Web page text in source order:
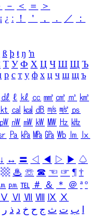
－ ＜ ＝
＞
¡ ¿ ː ！ ＇ ， ． ／
：
ß þ ŧ ŋ ŉ
Т У Ф Х Ц Ч Ш Щ Ъ
р с т у ф х ц ч ш щ ъ
㎗ ℓ ㎘ ㏄ ㎣ ㎤ ㎥ ㎦
㏏ ㎈ ㎉ ㏈ ㎧ ㎨ ㎰
㎺ ㎻ ㎽ ㎾ ㎿ ㎐ ㎑
㎩ ㎪ ㎫ ㎬ ㏝ ㏐
㏓
↓ ↔ 〓 ◁ ◀ ▷ ▶ ♤
▩ ♨ ☏ ☎ ☜ ☞ ¶ †
㏘ ℡ ＃ ＆ ＊ ＠ ª º
Ⅴ Ⅵ Ⅶ Ⅷ Ⅸ Ⅹ
ب ت ث ج ح خ د ذ ر